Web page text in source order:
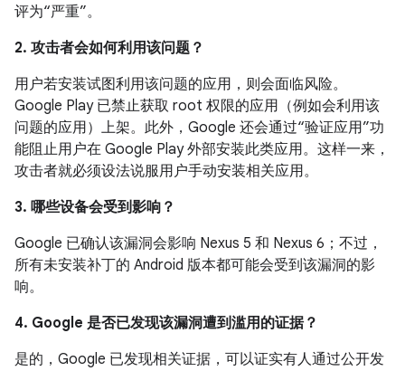
评为“严重”。
2. 攻击者会如何利用该问题？
用户若安装试图利用该问题的应用，则会面临风险。
Google Play 已禁止获取 root 权限的应用（例如会利用该
问题的应用）上架。此外，Google 还会通过“验证应用”功
能阻止用户在 Google Play 外部安装此类应用。这样一来，
攻击者就必须设法说服用户手动安装相关应用。
3. 哪些设备会受到影响？
Google 已确认该漏洞会影响 Nexus 5 和 Nexus 6；不过，
所有未安装补丁的 Android 版本都可能会受到该漏洞的影
响。
4. Google 是否已发现该漏洞遭到滥用的证据？
是的，Google 已发现相关证据，可以证实有人通过公开发